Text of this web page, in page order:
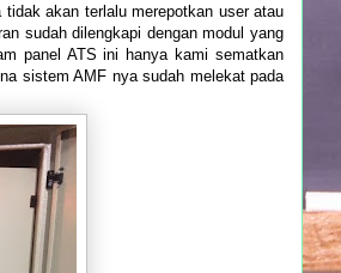
akan terlalu merepotkan user atau
sudah dilengkapi dengan modul yang
panel ATS ini hanya kami sematkan
sistem AMF nya sudah melekat pada